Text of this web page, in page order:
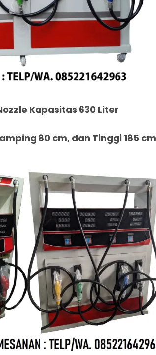
Kapasitas 630 Liter
80 cm, dan Tinggi 185 cm